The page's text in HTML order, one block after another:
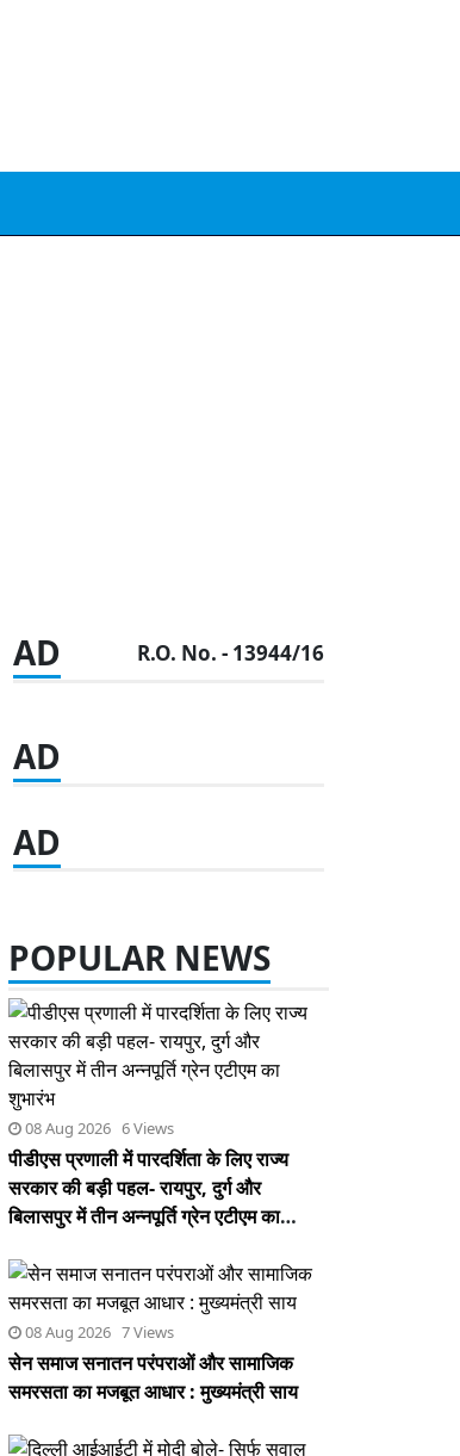
AD R.O. No. - 13944/16
AD
AD
POPULAR NEWS
08 Aug 2026 6 Views
पीडीएस प्रणाली में पारदर्शिता के लिए राज्य
सरकार की बड़ी पहल- रायपुर, दुर्ग और
बिलासपुर में तीन अन्नपूर्ति ग्रेन एटीएम का
08 Aug 2026 7 Views
सेन समाज सनातन परंपराओं और सामाजिक
समरसता का मजबूत आधार : मुख्यमंत्री साय